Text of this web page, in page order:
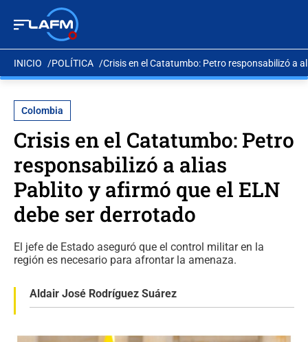
INICIO POLÍTICA Crisis en el Catatumbo: Petro responsabilizó a
Colombia
Crisis en el Catatumbo: Petro
responsabilizó a alias
Pablito y afirmó que el ELN
debe ser derrotado
El jefe de Estado aseguró que el control militar en la
región es necesario para afrontar la amenaza.
Aldair José Rodríguez Suárez